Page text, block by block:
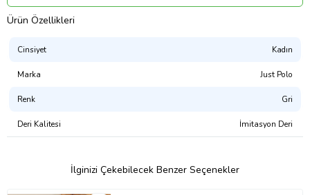
Ürün Kodu:kcm90910401
Ürün Özellikleri
Cinsiyet Kadın
Marka Just Polo
Renk Gri
Deri Kalitesi İmitasyon Deri
İlginizi Çekebilecek Benzer Seçenekler